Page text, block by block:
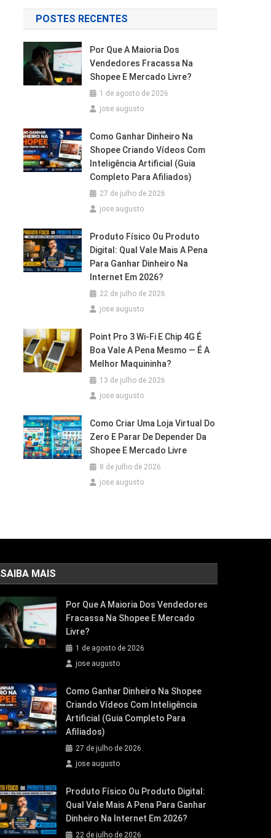
POSTES RECENTES
Por Que A Maioria Dos
Vendedores Fracassa Na
Shopee E Mercado Livre?
1 de agosto de 2026
jose augusto
Como Ganhar Dinheiro Na
Shopee Criando Vídeos Com
Inteligência Artificial (Guia
Completo Para Afiliados)
27 de julho de 2026
jose augusto
Produto Físico Ou Produto
Digital: Qual Vale Mais A Pena
Para Ganhar Dinheiro Na
Internet Em 2026?
22 de julho de 2026
jose augusto
Point Pro 3 Wi‑Fi E Chip 4G É
Boa Vale A Pena Mesmo — É A
Melhor Maquininha?
13 de julho de 2026
jose augusto
Como Criar Uma Loja Virtual Do
Zero E Parar De Depender Da
Shopee E Mercado Livre
8 de julho de 2026
jose augusto
SAIBA MAIS
Por Que A Maioria Dos Vendedores
Fracassa Na Shopee E Mercado
Livre?
1 de agosto de 2026
jose augusto
Como Ganhar Dinheiro Na Shopee
Criando Vídeos Com Inteligência
Artificial (Guia Completo Para
Afiliados)
27 de julho de 2026
jose augusto
Produto Físico Ou Produto Digital:
Qual Vale Mais A Pena Para Ganhar
Dinheiro Na Internet Em 2026?
22 de julho de 2026